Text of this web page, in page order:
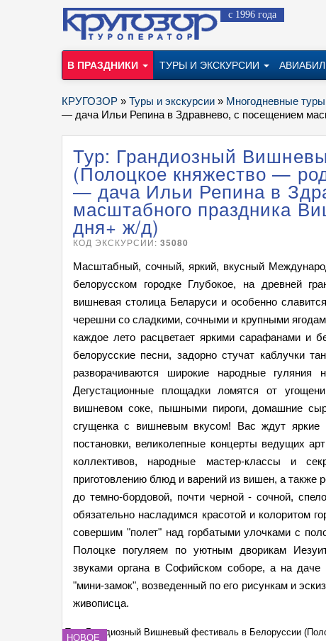
с 1996 года
В ПРАЗДНИКИ ТУРЫ И ЭКСКУРСИИ
КРУГОЗОР » Туры и экскурсии » Многодневные туры
— дача Ильи Репина в Здравнево, с посещением
Тур: Грандиозный
(Полоцкое княжество —
— дача Ильи Репина в
масштабного праздника
дня+ ж/д)
КОД ЭКСКУРСИИ:35080
Масштабный, сочный, яркий, вкусный
белорусском городке Глубокое, на древней
вишневая столица Беларуси и особенно
черешни со сладкими, сочными и крупными
каждое лето расцветает яркими сарафанами и
белорусские песни, задорно стучат каблучки
разворачиваются широкие народные
Дегустационные площадки ломятся от
вишневом соке, пышными пироги, домашние
сгущенка с вишневым вкусом! Вас ждут яркие
постановки, великолепные концерты ведущих
коллективов, народные мастер-классы и
приготовлению блюд и варений из вишен, а также
до темно-бордовой, почти черной - сочной,
обязательно насладимся красотой и колоритом
совершим "полет" над горбатыми улочками с
Полоцке погуляем по уютным дворикам
звуками органа в Софийском соборе, а на
"мини-замок", возведенный по его рисункам и
живописца.
НОВОЕ
— дача Ильи Тур: Грандиозный Вишневый фестиваль в Белоруссии